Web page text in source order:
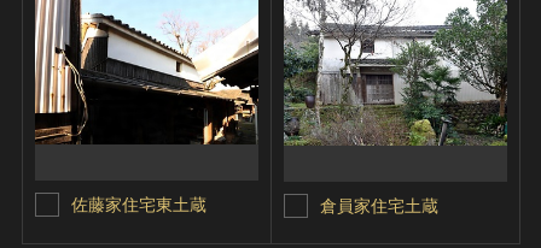
佐藤家住宅東土蔵 倉員家住宅土蔵